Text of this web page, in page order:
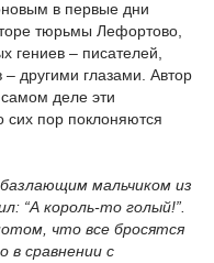
в первые дни
тюрьмы Лефортово,
гениев – писателей,
– другими глазами. Автор
деле эти
пор поклоняются
мальчиком из
“А король-то голый!”.
что все бросятся
в сравнении с